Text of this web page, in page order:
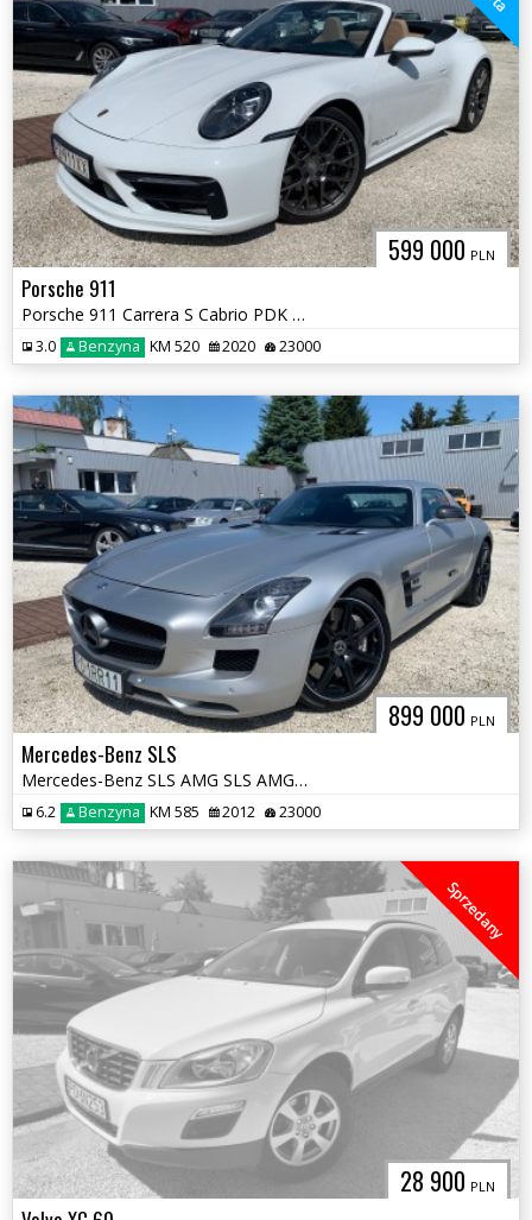
599 000 PLN
Porsche 911
Porsche 911 Carrera S Cabrio PDK model 992 Pasm Matrix LED
3.0 Benzyna KM 520 2020 23000
899 000 PLN
Mercedes-Benz SLS
Mercedes-Benz SLS AMG SLS AMG Coupe 6.3 AMG Carbon Pakiet
6.2 Benzyna KM 585 2012 23000
28 900 PLN
Sprzedany